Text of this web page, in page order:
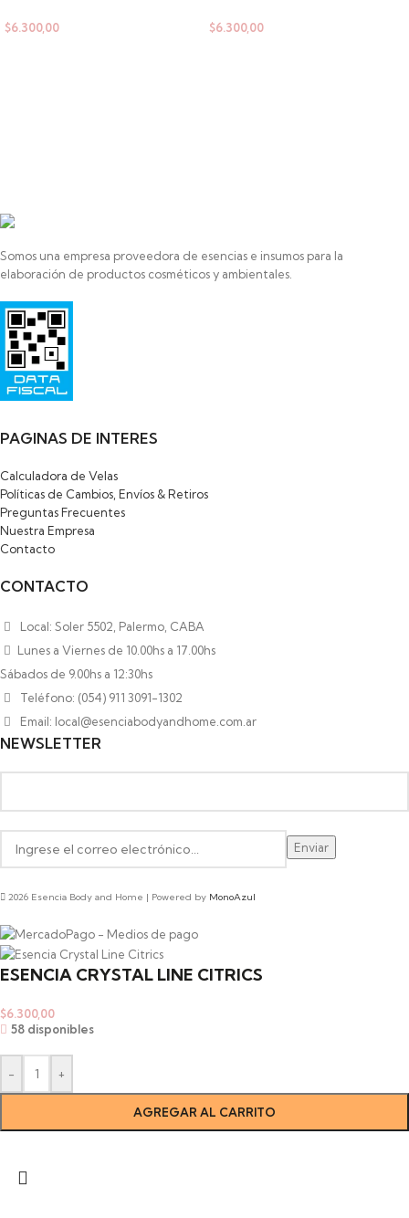
$6.300,00 $6.300,00
Somos una empresa proveedora de esencias e insumos para la
elaboración de productos cosméticos y ambientales.
PAGINAS DE INTERES
Calculadora de Velas
Políticas de Cambios, Envíos & Retiros
Preguntas Frecuentes
Nuestra Empresa
Contacto
CONTACTO
Local: Soler 5502, Palermo, CABA
Lunes a Viernes de 10.00hs a 17.00hs
Sábados de 9.00hs a 12:30hs
Teléfono: (054) 911 3091-1302
Email: local@esenciabodyandhome.com.ar
NEWSLETTER
2026 Esencia Body and Home | Powered by MonoAzul
ESENCIA CRYSTAL LINE CITRICS
$6.300,00
58 disponibles
- +
AGREGAR AL CARRITO